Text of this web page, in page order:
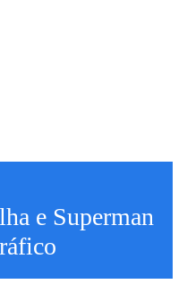
e Superman